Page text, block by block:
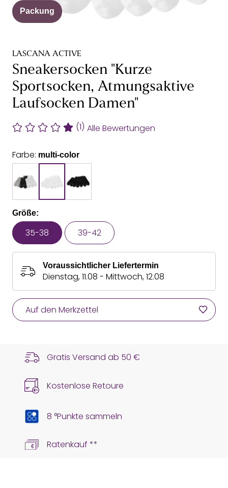
Packung
LASCANA ACTIVE
Sneakersocken "Kurze
Sportsocken, Atmungsaktive
Laufsocken Damen"
(1) Alle Bewertungen
Farbe: multi-color
Größe:
35-38 39-42
Voraussichtlicher Liefertermin
Dienstag, 11.08 - Mittwoch, 12.08
Auf den Merkzettel
Gratis Versand ab 50 €
Kostenlose Retoure
8 °Punkte sammeln
Ratenkauf **